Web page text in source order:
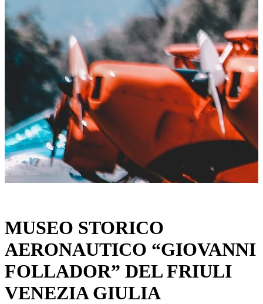
MUSEO STORICO
AERONAUTICO “GIOVANNI
FOLLADOR” DEL FRIULI
VENEZIA GIULIA